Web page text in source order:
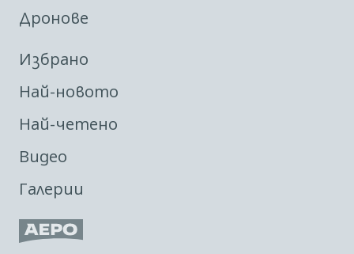
Дронове
Избрано
Най-новото
Най-четено
Видео
Галерии